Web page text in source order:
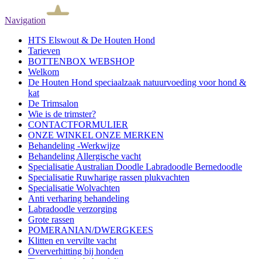
Navigation
HTS Elswout & De Houten Hond
Tarieven
BOTTENBOX WEBSHOP
Welkom
De Houten Hond speciaalzaak natuurvoeding voor hond &
kat
De Trimsalon
Wie is de trimster?
CONTACTFORMULIER
ONZE WINKEL ONZE MERKEN
Behandeling -Werkwijze
Behandeling Allergische vacht
Specialisatie Australian Doodle Labradoodle Bernedoodle
Specialisatie Ruwharige rassen plukvachten
Specialisatie Wolvachten
Anti verharing behandeling
Labradoodle verzorging
Grote rassen
POMERANIAN/DWERGKEES
Klitten en vervilte vacht
Oververhitting bij honden